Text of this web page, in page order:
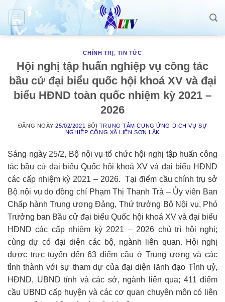
Skip
content
CHÍNH TRỊ, TIN TỨC
Hội nghị tập huấn nghiệp vụ công tác
bầu cử đại biểu quốc hội khoá XV và đại
biểu HĐND toàn quốc nhiệm kỳ 2021 –
2026
ĐĂNG NGÀY25/02/2021 BỞI TRUNG TÂM CUNG ỨNG DỊCH VỤ SỰ
NGHIỆP CÔNG XÃ LIÊN SƠN LẮK
Sáng ngày 25/2, Bộ nội vụ tổ chức hội nghị tập huấn công
tác bầu cử đại biểu Quốc hội khoá XV và đại biểu HĐND
các cấp nhiệm kỳ 2021 – 2026. Tại điểm cầu chính trụ sở
Bộ nội vụ do đồng chí Phạm Thị Thanh Trà – Ủy viên Ban
Chấp hành Trung ương Đảng, Thứ trưởng Bộ Nội vụ, Phó
Trưởng ban Bầu cử đại biểu Quốc hội khoá XV và đại biểu
HĐND các cấp nhiệm kỳ 2021 – 2026 chủ trì hội nghị;
cùng dự có đại diện các bộ, ngành liên quan. Hội nghị
được trực tuyến đến 63 điểm cầu ở Trung ương và các
tỉnh thành với sự tham dự của đại diện lãnh đạo Tỉnh uỷ,
HĐND, UBND tỉnh và các sở, ngành liên qua; 411 điểm
cầu UBND cấp huyện và các cơ quan chuyên môn có liên